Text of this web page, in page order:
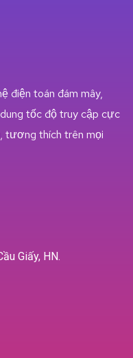
điện toán đám mây,
tốc độ truy cập cực
tương thích trên mọi
Giấy, HN.